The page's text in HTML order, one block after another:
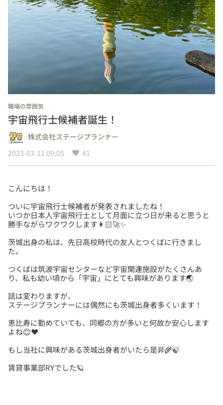
職場の雰囲気
宇宙飛行士候補者誕生！
株式会社ステージプランナー
2023-03-11 09:05
41
ついに宇宙飛行士候補者が発表されましたね！
いつか日本人宇宙飛行士として月面に立つ日が来ると思うと
茨城出身の私は、先日高校時代の友人とつくばに行きまし
つくばは筑波宇宙センターなど宇宙関連施設がたくさんあ
話は変わりますが、
恵比寿に勤めていても、同郷の方が多いと何故か安心します
賃貸事業部RYでした🪐